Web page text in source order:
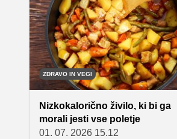
ZDRAVO IN VEGI
Nizkokalorično živilo, ki bi ga
morali jesti vse poletje
01. 07. 2026 15.12